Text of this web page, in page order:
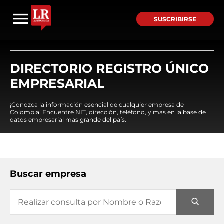
SUSCRIBIRSE
DIRECTORIO REGISTRO ÚNICO
EMPRESARIAL
¡Conozca la información esencial de cualquier empresa de
Colombia! Encuentre NIT, dirección, teléfono, y mas en la base de
datos empresarial mas grande del país.
Buscar empresa